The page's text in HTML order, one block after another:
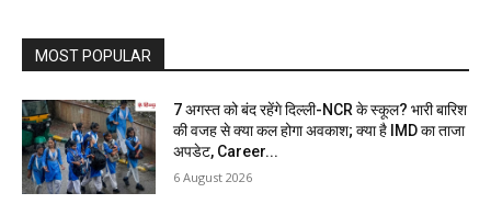
MOST POPULAR
7 अगस्त को बंद रहेंगे दिल्ली-NCR के स्कूल? भारी बारिश
की वजह से क्या कल होगा अवकाश; क्या है IMD का ताजा
अपडेट, Career...
6 August 2026